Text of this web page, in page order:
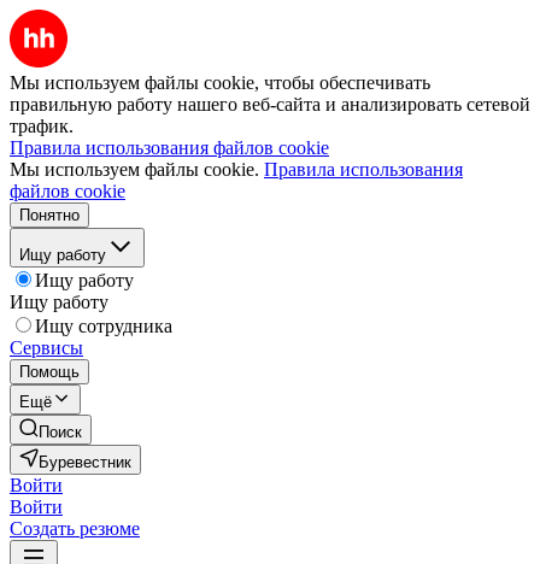
Мы используем файлы cookie, чтобы обеспечивать
правильную работу нашего веб-сайта и анализировать сетевой
трафик.
Правила использования файлов cookie
Мы используем файлы cookie. Правила использования
файлов cookie
Понятно
Ищу работу
Ищу работу
Ищу работу
Ищу сотрудника
Сервисы
Помощь
Ещё
Поиск
Буревестник
Войти
Войти
Создать резюме